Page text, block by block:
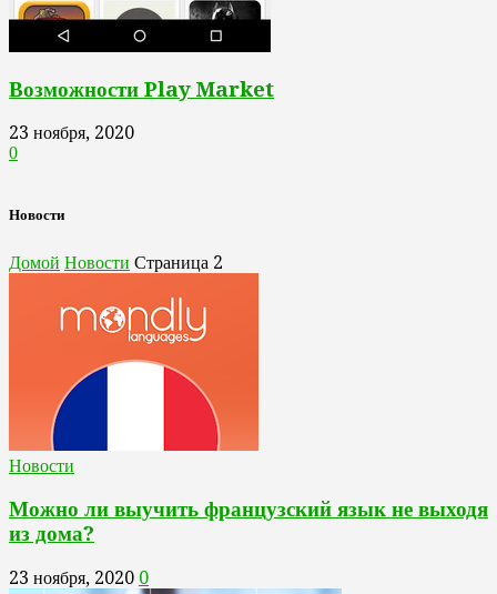
Возможности Play Market
23 ноября, 2020
0
Новости
Домой Новости Страница 2
Новости
Можно ли выучить французский язык не выходя
из дома?
23 ноября, 2020 0